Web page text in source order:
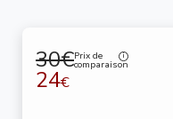
30€Prix de
comparaison
24€